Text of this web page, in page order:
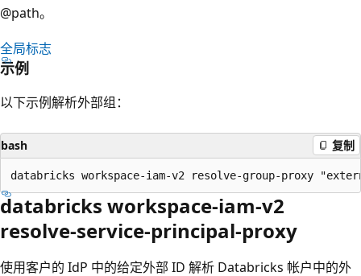
@path。
全局标志
示例
以下示例解析外部组：
bash 复制
databricks workspace-iam-v2
resolve-service-principal-proxy
使用客户的 IdP 中的给定外部 ID 解析 Databricks 帐户中的外